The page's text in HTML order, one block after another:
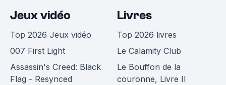
Jeux vidéo
Top 2026 Jeux vidéo
007 First Light
Assassin's Creed: Black
Flag - Resynced
Livres
Top 2026 livres
Le Calamity Club
Le Bouffon de la
couronne, Livre II